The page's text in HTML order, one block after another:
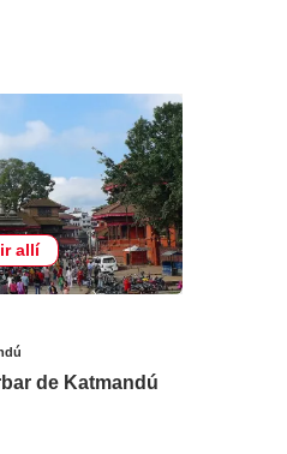
allí
de Katmandú